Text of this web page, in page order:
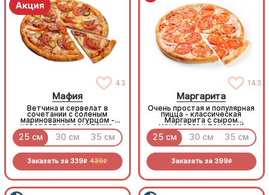
43
Мафия
Ветчина и сервелат в
сочетании с соленым
маринованным огурцом -
невероятное сочетание,
которое нужно
попробовать!
25 см 30 см 35 см
Заказать за 339R 439R
143
Маргарита
Очень простая и популярная
пицца - классическая
Маргарита с сыром
моцарелла и томатом!
25 см 30 см 35 см
Заказать за 399R